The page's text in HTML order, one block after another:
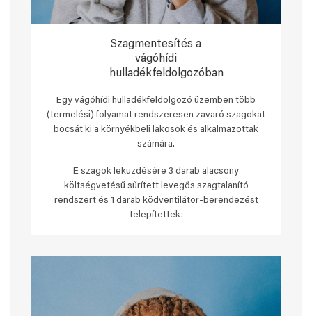
Szagmentesítés a
vágóhídi
hulladékfeldolgozóban
Egy vágóhídi hulladékfeldolgozó üzemben több
(termelési) folyamat rendszeresen zavaró szagokat
bocsát ki a környékbeli lakosok és alkalmazottak
számára.
E szagok leküzdésére 3 darab alacsony
költségvetésű sűrített levegős szagtalanító
rendszert és 1 darab ködventilátor-berendezést
telepítettek: